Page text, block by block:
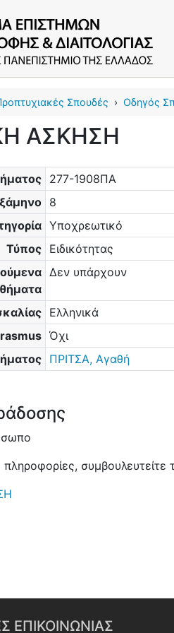
Σπουδές › Οδηγός
ΑΣΚΗΣΗ
277-1908ΠΑ
8
Υποχρεωτικό
Τύπος Ειδικότητας
Δεν υπάρχουν
Ελληνικά
Όχι
ΠΡΙΤΣΑ, Αγαθή
πληροφορίες, συμβουλευτείτε
ΕΠΙΚΟΙΝΩΝΙΑΣ